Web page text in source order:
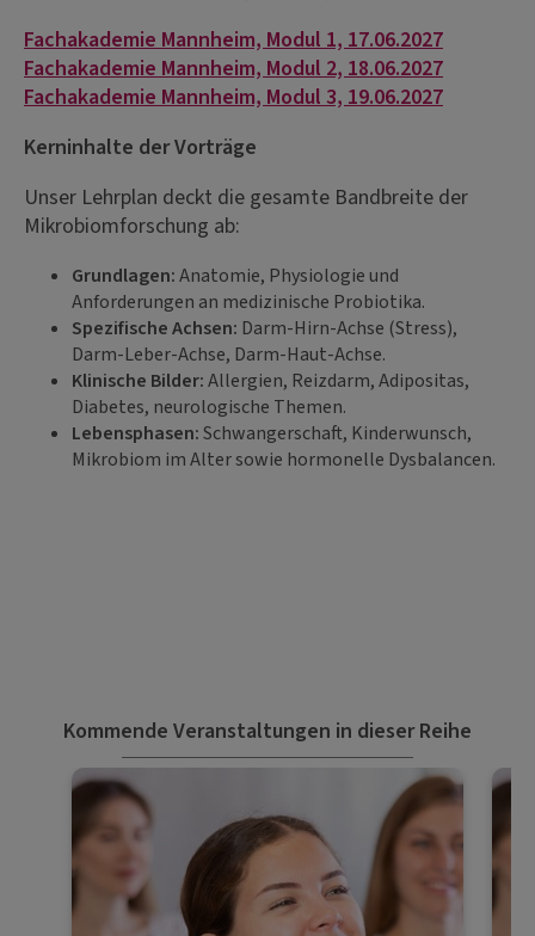
Fachakademie Mannheim, Modul 1, 17.06.2027
Fachakademie Mannheim, Modul 2, 18.06.2027
Fachakademie Mannheim, Modul 3, 19.06.2027
Kerninhalte der Vorträge
Unser Lehrplan deckt die gesamte Bandbreite der
Mikrobiomforschung ab:
Grundlagen:Anatomie, Physiologie und
Anforderungen an medizinische Probiotika.
Spezifische Achsen: Darm-Hirn-Achse (Stress),
Darm-Leber-Achse, Darm-Haut-Achse.
Klinische Bilder:Allergien, Reizdarm, Adipositas,
Diabetes, neurologische Themen.
Lebensphasen:Schwangerschaft, Kinderwunsch,
Mikrobiom im Alter sowie hormonelle Dysbalancen.
Kommende Veranstaltungen in dieser Reihe